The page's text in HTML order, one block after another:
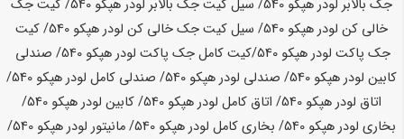
جک بالابر لودرهپکو 540 / سیل کیت جک بالابر لودرهپکو 540
/ کیت جک
خالی کن لودرهپکو 540 / سیل کیت جک خالی کن لودرهپکو 540
/ کیت
جک پاکت لودرهپکو /کیت کامل جک پاکت لودرهپکو
/ صندلی
کابین لودرهپکو 540 / صندلی لودرهپکو 540 / صندلی کامل لودرهپکو 540
/
اتاق لودرهپکو 540 / اتاق کامل لودرهپکو 540 / کابین لودرهپکو 540
/
بخاری لودرهپکو 540 / بخاری کامل لودرهپکو 540 / مانیتور لودرهپکو 540
/